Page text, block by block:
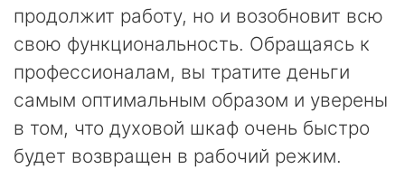
продолжит работу, но и возобновит всю
свою функциональность. Обращаясь к
профессионалам, вы тратите деньги
самым оптимальным образом и уверены
в том, что духовой шкаф очень быстро
будет возвращен в рабочий режим.